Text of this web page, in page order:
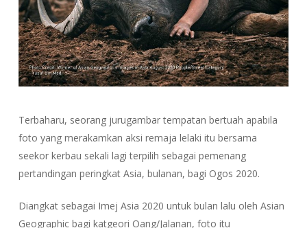
Terbaharu, seorang jurugambar tempatan bertuah apabila
foto yang merakamkan aksi remaja lelaki itu bersama
seekor kerbau sekali lagi terpilih sebagai pemenang
pertandingan peringkat Asia, bulanan, bagi Ogos 2020.
Diangkat sebagai Imej Asia 2020 untuk bulan lalu oleh Asian
Geographic bagi katgeori Oang/Jalanan, foto itu